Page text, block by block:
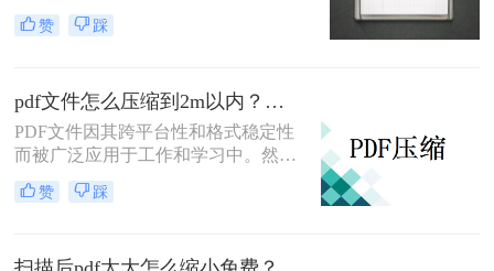
用大量存储空间，还会影响文件的传
输速度。那么pdf太大了如何压缩呢？
赞 踩
pdf文件怎么压缩到2m以内？快来学习这3种压缩方法！
PDF文件因其跨平台性和格式稳定性
而被广泛应用于工作和学习中。然
而，有时候我们需要将PDF文件压缩
到较小的体积，以便于存储、传输或
赞 踩